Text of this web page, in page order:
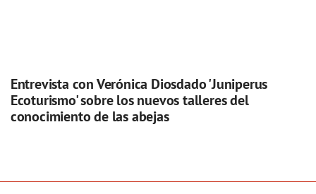
Entrevista con Verónica Diosdado 'Juniperus
Ecoturismo' sobre los nuevos talleres del
conocimiento de las abejas